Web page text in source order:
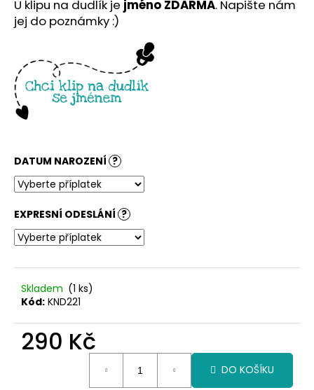
U klipu na dudlík je jméno ZDARMA. Napište nám
jej do poznámky :)
DATUM NAROZENÍ ?
EXPRESNÍ ODESLÁNÍ ?
Skladem (1 ks)
Kód: KND221
290 Kč
DO KOŠÍKU
m
e